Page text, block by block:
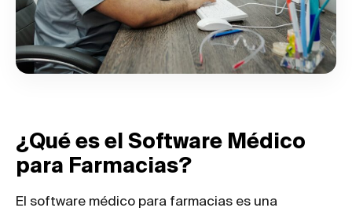
¿Qué es el Software Médico
para Farmacias?
El software médico para farmacias es una